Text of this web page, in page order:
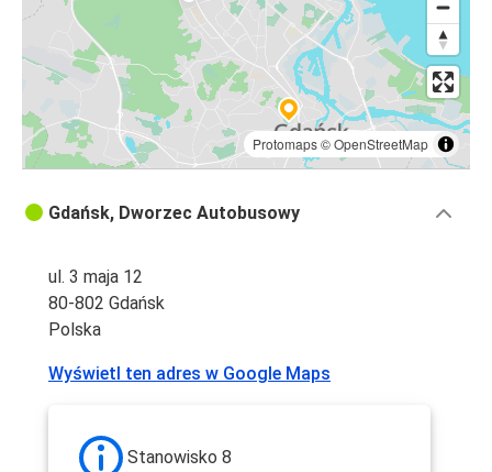
Protomaps©OpenStreetMap
Gdańsk, Dworzec Autobusowy
ul. 3 maja 12
80-802 Gdańsk
Polska
Wyświetl ten adres w Google Maps
Stanowisko 8